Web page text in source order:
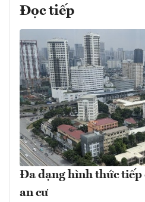
Đọc tiếp
Đa dạng hình thức tiếp
an cư